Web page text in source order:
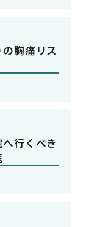
胸痛リス
行くべき